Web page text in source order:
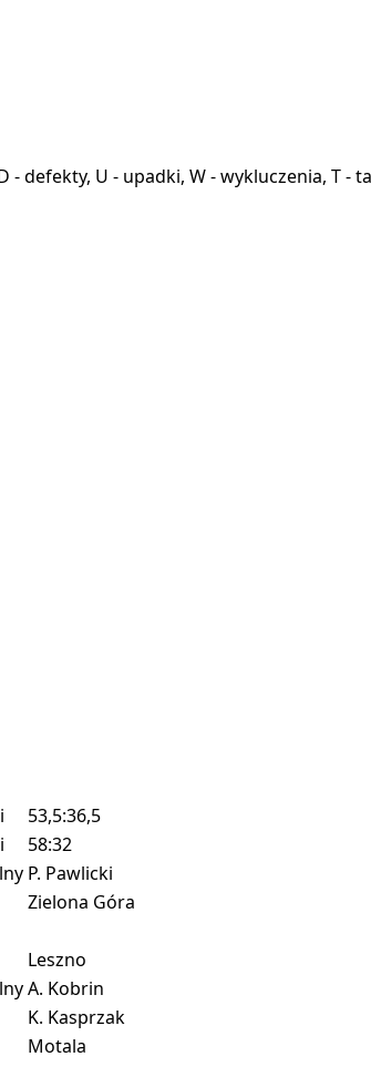
- defekty, U - upadki, W - wykluczenia, T -
53,5:36,5
58:32
P. Pawlicki
Zielona Góra
Leszno
A. Kobrin
K. Kasprzak
Motala